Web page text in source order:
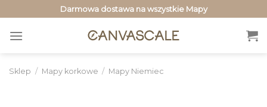
do
zawartości
Darmowa dostawa na wszystkie Mapy
Sklep / Mapy korkowe / Mapy Niemiec